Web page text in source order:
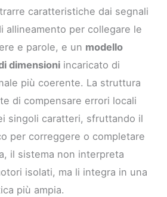
caratteristiche dai segnali
allineamento per collegare le
e parole, e un modello
dimensioni incaricato di
più coerente. La struttura
di compensare errori locali
singoli caratteri, sfruttando il
per correggere o completare
il sistema non interpreta
isolati, ma li integra in una
più ampia.